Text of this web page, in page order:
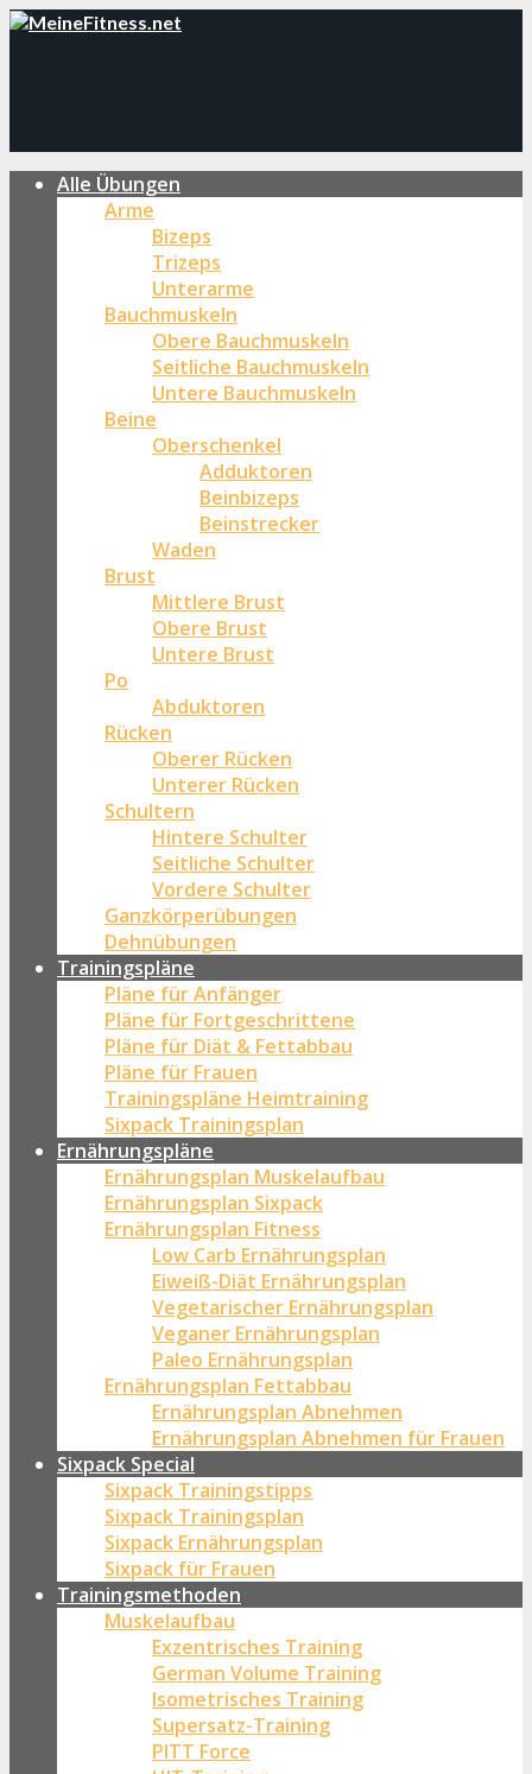
Alle Übungen
Arme
Bizeps
Trizeps
Unterarme
Bauchmuskeln
Obere Bauchmuskeln
Seitliche Bauchmuskeln
Untere Bauchmuskeln
Beine
Oberschenkel
Adduktoren
Beinbizeps
Beinstrecker
Waden
Brust
Mittlere Brust
Obere Brust
Untere Brust
Po
Abduktoren
Rücken
Oberer Rücken
Unterer Rücken
Schultern
Hintere Schulter
Seitliche Schulter
Vordere Schulter
Ganzkörperübungen
Dehnübungen
Trainingspläne
Pläne für Anfänger
Pläne für Fortgeschrittene
Pläne für Diät & Fettabbau
Pläne für Frauen
Trainingspläne Heimtraining
Sixpack Trainingsplan
Ernährungspläne
Ernährungsplan Muskelaufbau
Ernährungsplan Sixpack
Ernährungsplan Fitness
Low Carb Ernährungsplan
Eiweiß-Diät Ernährungsplan
Vegetarischer Ernährungsplan
Veganer Ernährungsplan
Paleo Ernährungsplan
Ernährungsplan Fettabbau
Ernährungsplan Abnehmen
Ernährungsplan Abnehmen für Frauen
Sixpack Special
Sixpack Trainingstipps
Sixpack Trainingsplan
Sixpack Ernährungsplan
Sixpack für Frauen
Trainingsmethoden
Muskelaufbau
Exzentrisches Training
German Volume Training
Isometrisches Training
Supersatz-Training
PITT Force